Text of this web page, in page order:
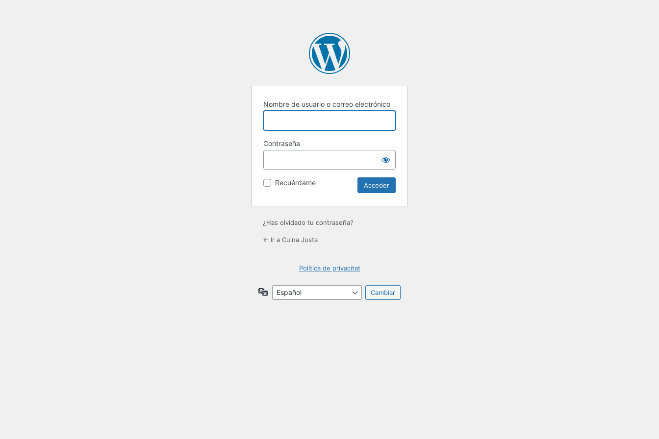
Nombre de usuario o correo electrónico
Contraseña
Recuérdame
¿Has olvidado tu contraseña?
← Ir a Cuina Justa
Política de privacitat
Idioma